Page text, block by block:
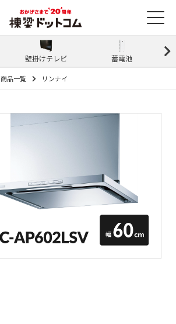
壁掛けテレビ 蓄電池
商品一覧 リンナイ